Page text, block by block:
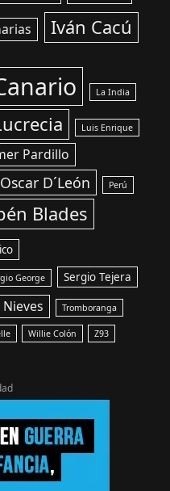
Iván Cacú
La India
Luis Enrique
Pardillo
Oscar D´León Perú
Blades
George Sergio Tejera
Tromboranga
Willie Colón Z93